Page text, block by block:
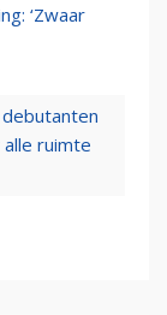
‘Zwaar
alle ruimte